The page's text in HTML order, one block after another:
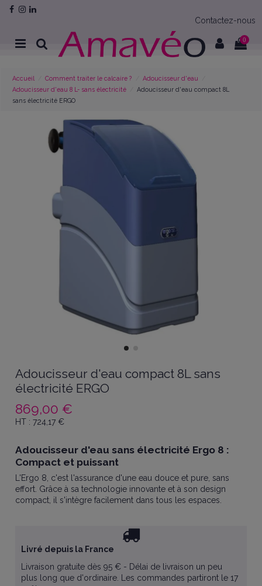
Contactez-nous
0
Accueil Comment traiter le calcaire ?
Adoucisseur d'eau
Adoucisseur d'eau 8 L- sans électricité
Adoucisseur d'eau compact 8L
sans électricité ERGO
Adoucisseur d'eau compact 8L sans
électricité ERGO
869,00 €
HT : 724,17€
Adoucisseur d'eau sans électricité Ergo 8 :
Compact et puissant
L'Ergo 8, c'est l'assurance d'une eau douce et pure, sans
effort. Grâce à sa technologie innovante et à son design
compact, il s'intègre facilement dans tous les espaces.
Livré depuis la France
Livraison gratuite dès 95 € - Délai de livraison un peu
plus long que d'ordinaire. Les commandes partiront le 17